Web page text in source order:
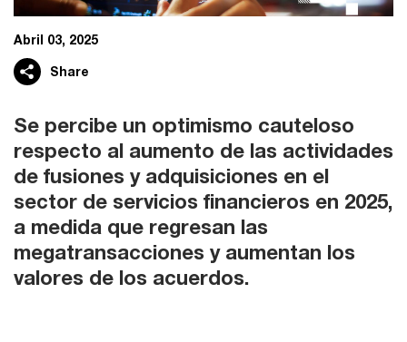
Abril 03, 2025
Share
Se percibe un optimismo cauteloso
respecto al aumento de las actividades
de fusiones y adquisiciones en el
sector de servicios financieros en 2025,
a medida que regresan las
megatransacciones y aumentan los
valores de los acuerdos.